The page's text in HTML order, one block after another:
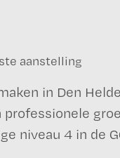
aanstelling
in Den
niveau 4 in de